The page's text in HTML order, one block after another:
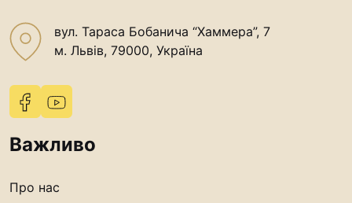
вул. Тараса Бобанича “Хаммера”, 7
м. Львів, 79000, Україна
Важливо
Про нас